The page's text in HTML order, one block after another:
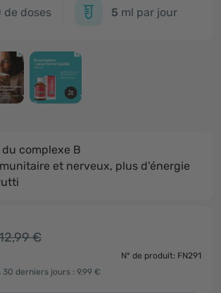
de doses 5 ml par jour
complexe B
et nerveux, plus d'énergie
€
N° de produit: FN291
30 derniers jours : 9,99 €